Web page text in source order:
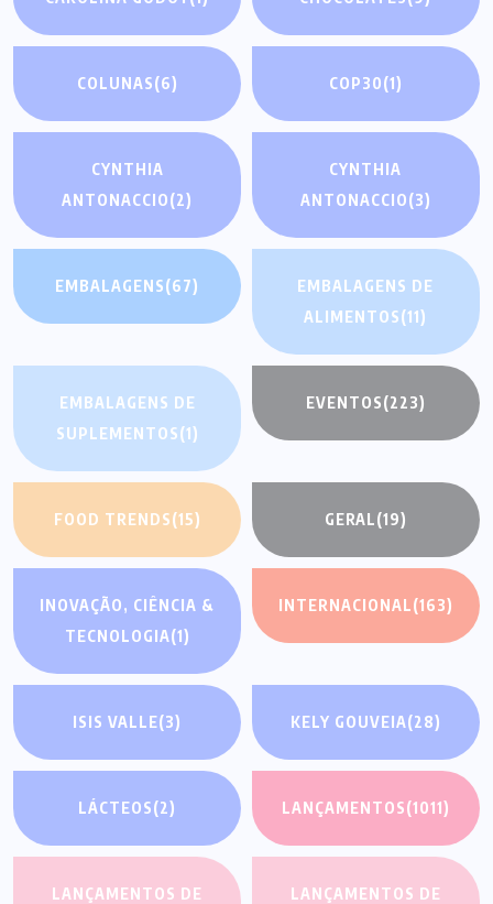
COLUNAS(6) COP30(1)
CYNTHIA
ANTONACCIO(2)
CYNTHIA
ANTONACCIO(3)
EMBALAGENS(67)
EMBALAGENS DE
ALIMENTOS(11)
EMBALAGENS DE
SUPLEMENTOS(1)
EVENTOS(223)
FOOD TRENDS(15) GERAL(19)
INOVAÇÃO, CIÊNCIA &
TECNOLOGIA(1)
INTERNACIONAL(163)
ISIS VALLE(3) KELY GOUVEIA(28)
LÁCTEOS(2) LANÇAMENTOS(1011)
LANÇAMENTOS DE LANÇAMENTOS DE